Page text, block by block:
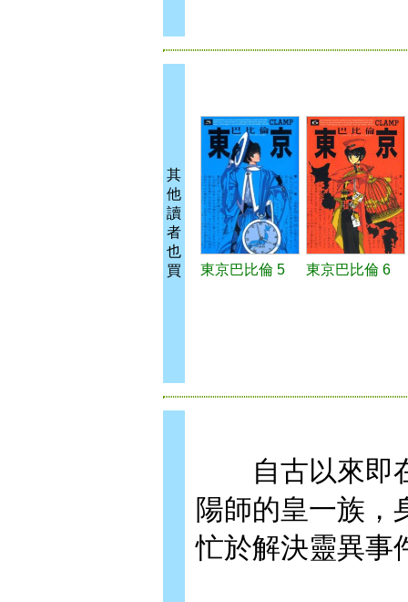
其
他
讀
者
也
買
東京巴比倫 5 東京巴比倫 6
自古以來即在
陽師的皇一族，
忙於解決靈異事